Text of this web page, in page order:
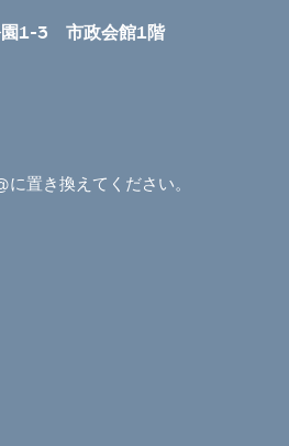
園1-3 市政会館1階
置き換えてください。